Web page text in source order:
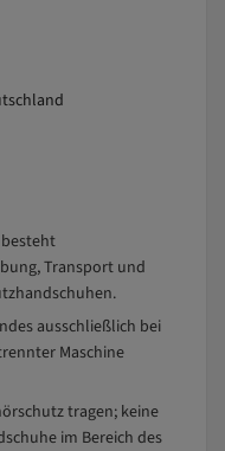
besteht
Transport und
ausschließlich bei
Maschine
tragen; keine
im Bereich des